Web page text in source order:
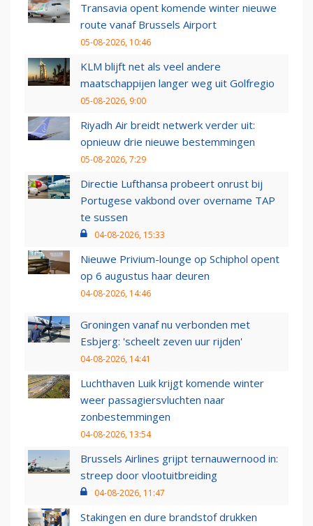
Transavia opent komende winter nieuwe
route vanaf Brussels Airport
05-08-2026, 10:46
KLM blijft net als veel andere
maatschappijen langer weg uit Golfregio
05-08-2026, 9:00
Riyadh Air breidt netwerk verder uit:
opnieuw drie nieuwe bestemmingen
05-08-2026, 7:29
Directie Lufthansa probeert onrust bij
Portugese vakbond over overname TAP
te sussen
04-08-2026, 15:33
Nieuwe Privium-lounge op Schiphol opent
op 6 augustus haar deuren
04-08-2026, 14:46
Groningen vanaf nu verbonden met
Esbjerg: 'scheelt zeven uur rijden'
04-08-2026, 14:41
Luchthaven Luik krijgt komende winter
weer passagiersvluchten naar
zonbestemmingen
04-08-2026, 13:54
Brussels Airlines grijpt ternauwernood in:
streep door vlootuitbreiding
04-08-2026, 11:47
Stakingen en dure brandstof drukken